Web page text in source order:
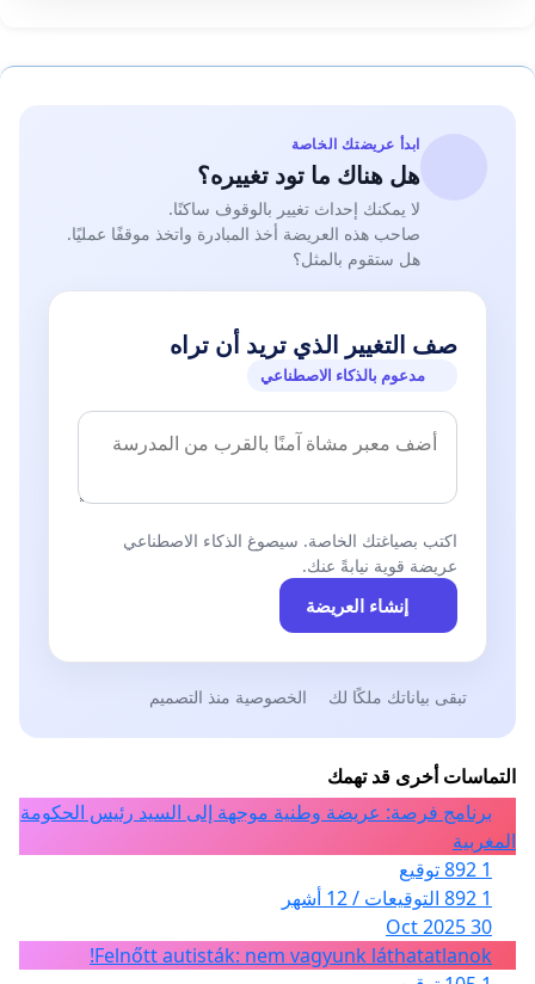
ابدأ عريضتك الخاصة
هل هناك ما تود تغييره؟
لا يمكنك إحداث تغيير بالوقوف ساكنًا.
صاحب هذه العريضة أخذ المبادرة واتخذ موقفًا عمليًا.
هل ستقوم بالمثل؟
صف التغيير الذي تريد أن تراه
مدعوم بالذكاء الاصطناعي
اكتب بصياغتك الخاصة. سيصوغ الذكاء الاصطناعي
عريضة قوية نيابةً عنك.
إنشاء العريضة
تبقى بياناتك ملكًا لك الخصوصية منذ التصميم
التماسات أخرى قد تهمك
برنامج فرصة: عريضة وطنية موجهة إلى السيد رئيس الحكومة
المغربية
1 892 توقيع
1 892 التوقيعات / 12 أشهر
30 Oct 2025
Felnőtt autisták: nem vagyunk láthatatlanok!